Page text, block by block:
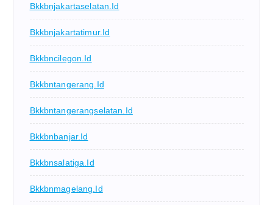
Bkkbnjakartaselatan.id
Bkkbnjakartatimur.id
Bkkbncilegon.id
Bkkbntangerang.id
Bkkbntangerangselatan.id
Bkkbnbanjar.id
Bkkbnsalatiga.id
Bkkbnmagelang.id